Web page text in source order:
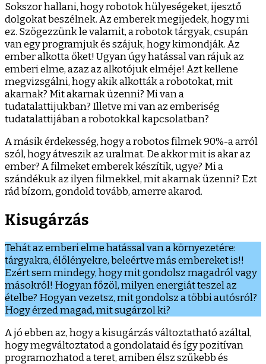
Sokszor hallani, hogy robotok hülyeségeket, ijesztő
dolgokat beszélnek. Az emberek megijedek, hogy mi
ez. Szögezzünk le valamit, a robotok tárgyak, csupán
van egy programjuk és szájuk, hogy kimondják. Az
ember alkotta őket! Ugyan úgy hatással van rájuk az
emberi elme, azaz az alkotójuk elméje! Azt kellene
megvizsgálni, hogy akik alkották a robotokat, mit
akarnak? Mit akarnak üzenni? Mi van a
tudatalattijukban? Illetve mi van az emberiség
tudatalattijában a robotokkal kapcsolatban?
A másik érdekesség, hogy a robotos filmek 90%-a arról
szól, hogy átveszik az uralmat. De akkor mit is akar az
ember? A filmeket emberek készítik, ugye? Mi a
szándékuk az ilyen filmekkel, mit akarnak üzenni? Ezt
rád bízom, gondold tovább, amerre akarod.
Kisugárzás
Tehát az emberi elme hatással van a környezetére:
tárgyakra, élőlényekre, beleértve más embereket is!!
Ezért sem mindegy, hogy mit gondolsz magadról vagy
másokról! Hogyan főzöl, milyen energiát teszel az
ételbe? Hogyan vezetsz, mit gondolsz a többi autósról?
Hogy érzed magad, mit sugárzol ki?
A jó ebben az, hogy a kisugárzás változtatható azáltal,
hogy megváltoztatod a gondolataid és így pozitívan
programozhatod a teret, amiben élsz szűkebb és